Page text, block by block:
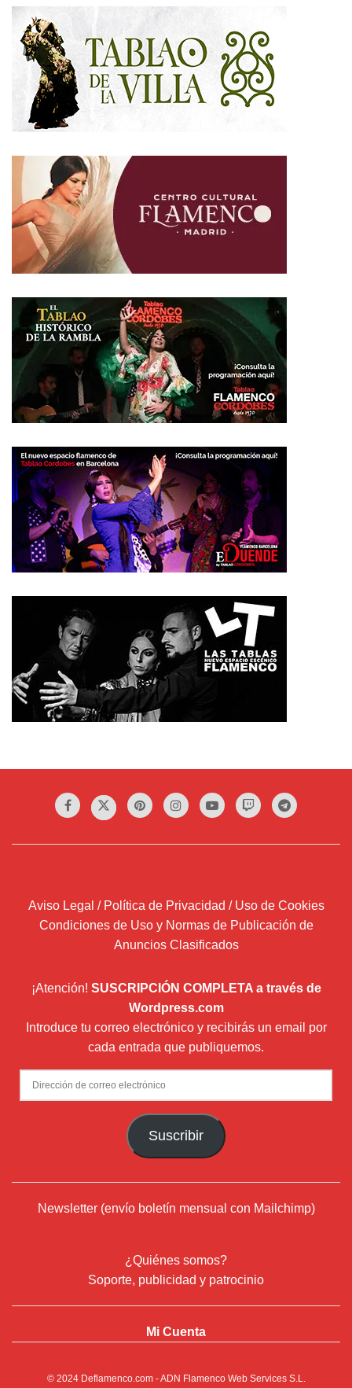
Aviso Legal / Política de Privacidad / Uso de Cookies
Condiciones de Uso y Normas de Publicación de
Anuncios Clasificados
¡Atención! SUSCRIPCIÓN COMPLETA a través de
Wordpress.com
Introduce tu correo electrónico y recibirás un email por
cada entrada que publiquemos.
Dirección
de
Suscribir
Newsletter (envío boletín mensual con Mailchimp)
¿Quiénes somos?
Soporte, publicidad y patrocinio
Mi Cuenta
© 2024 Deflamenco.com- ADN Flamenco Web Services S.L.